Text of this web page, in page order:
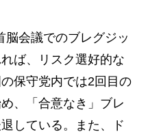
会議でのブレグジッ
ば、リスク選好的な
保守党内では2回目の
、「合意なき」ブレ
している。また、ド